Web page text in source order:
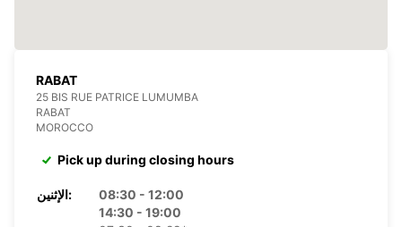
RABAT
25 BIS RUE PATRICE LUMUMBA
RABAT
MOROCCO
Pick up during closing hours
الإثنين:
08:30 - 12:00
14:30 - 19:00